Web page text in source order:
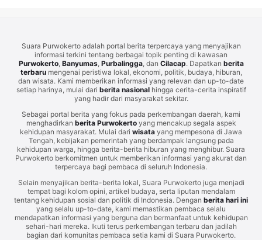
Suara Purwokerto adalah portal berita terpercaya yang menyajikan
informasi terkini tentang berbagai topik penting di kawasan
Purwokerto, Banyumas, Purbalingga, dan Cilacap. Dapatkan berita
terbarumengenai peristiwa lokal, ekonomi, politik, budaya, hiburan,
dan wisata. Kami memberikan informasi yang relevan dan up-to-date
setiap harinya, mulai dari berita nasionalhingga cerita-cerita inspiratif
yang hadir dari masyarakat sekitar.
Sebagai portal berita yang fokus pada perkembangan daerah, kami
menghadirkan berita Purwokertoyang mencakup segala aspek
kehidupan masyarakat. Mulai dari wisata yang mempesona di Jawa
Tengah, kebijakan pemerintah yang berdampak langsung pada
kehidupan warga, hingga berita-berita hiburan yang menghibur. Suara
Purwokerto berkomitmen untuk memberikan informasi yang akurat dan
terpercaya bagi pembaca di seluruh Indonesia.
Selain menyajikan berita-berita lokal, Suara Purwokerto juga menjadi
tempat bagi kolom opini, artikel budaya, serta liputan mendalam
tentang kehidupan sosial dan politik di Indonesia. Dengan berita hari ini
yang selalu up-to-date, kami memastikan pembaca selalu
mendapatkan informasi yang berguna dan bermanfaat untuk kehidupan
sehari-hari mereka. Ikuti terus perkembangan terbaru dan jadilah
bagian dari komunitas pembaca setia kami di Suara Purwokerto.